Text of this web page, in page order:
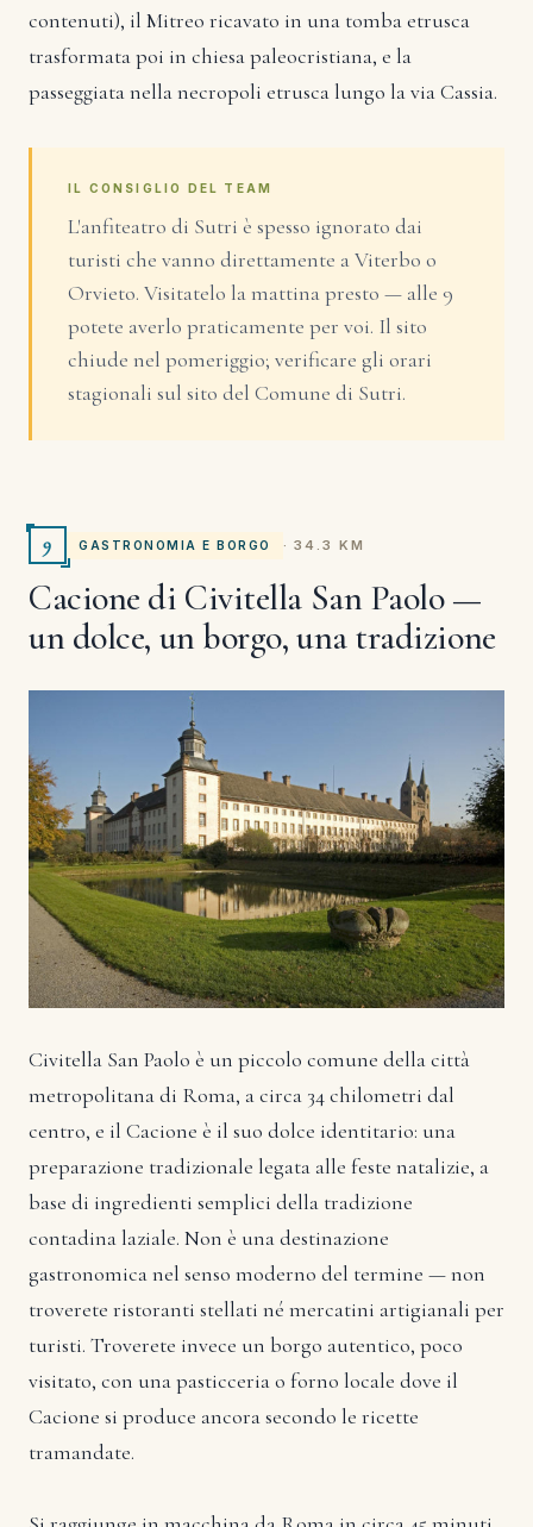
contenuti), il Mitreo ricavato in una tomba etrusca
trasformata poi in chiesa paleocristiana, e la
passeggiata nella necropoli etrusca lungo la via Cassia.
IL CONSIGLIO DEL TEAM
L'anfiteatro di Sutri è spesso ignorato dai
turisti che vanno direttamente a Viterbo o
Orvieto. Visitatelo la mattina presto — alle 9
potete averlo praticamente per voi. Il sito
chiude nel pomeriggio; verificare gli orari
stagionali sul sito del Comune di Sutri.
9 GASTRONOMIA E BORGO · 34.3 KM
Cacione di Civitella San Paolo —
un dolce, un borgo, una tradizione
Civitella San Paolo è un piccolo comune della città
metropolitana di Roma, a circa 34 chilometri dal
centro, e il Cacione è il suo dolce identitario: una
preparazione tradizionale legata alle feste natalizie, a
base di ingredienti semplici della tradizione
contadina laziale. Non è una destinazione
gastronomica nel senso moderno del termine — non
troverete ristoranti stellati né mercatini artigianali per
turisti. Troverete invece un borgo autentico, poco
visitato, con una pasticceria o forno locale dove il
Cacione si produce ancora secondo le ricette
tramandate.